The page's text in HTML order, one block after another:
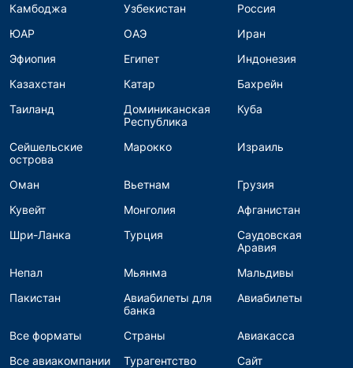
Камбоджа
Узбекистан
Россия
ЮАР
ОАЭ
Иран
Эфиопия
Египет
Индонезия
Казахстан
Катар
Бахрейн
Таиланд
Доминиканская
Республика
Куба
Сейшельские
острова
Марокко Израиль
Оман Вьетнам
Грузия
Кувейт
Монголия
Афганистан
Шри-Ланка
Турция
Саудовская
Аравия
Непал
Мьянма
Мальдивы
Пакистан
Авиабилеты для
банка
Авиабилеты
Все форматы Страны
Авиакасса
Все авиакомпании
Турагентство
Сайт